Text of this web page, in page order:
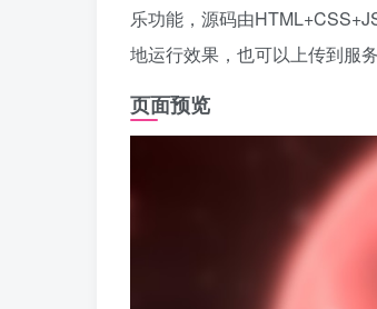
乐功能，源码由
地运行效果，也可以上传到服
页面预览